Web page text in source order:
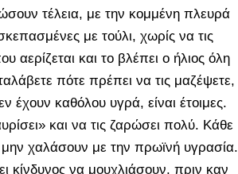
τέλεια, με την κομμένη πλευρά
με τούλι, χωρίς να τις
αερίζεται και το βλέπει ο ήλιος όλη
πότε πρέπει να τις μαζέψετε,
έχουν καθόλου υγρά, είναι έτοιμες.
και να τις ζαρώσει πολύ. Κάθε
μην χαλάσουν με την πρωϊνή υγρασία.
κίνδυνος να μουχλιάσουν, πριν καν